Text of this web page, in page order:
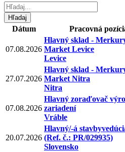
Dátum Pracovná
07.08.2026
Hlavný sklad -
Market Levice
Levice
27.07.2026
Hlavný sklad -
Market Nitra
Nitra
07.08.2026
Hlavný zoraďovač
zariadení
Vráble
20.07.2026
Hlavný/-á
(Ref. č.: PR/029935)
Slovensko